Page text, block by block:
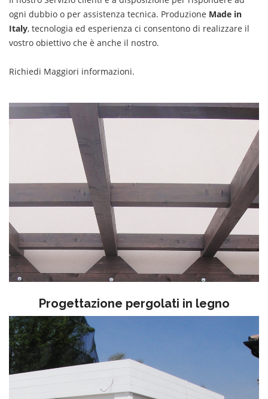
ogni dubbio o per assistenza tecnica. Produzione Made in
Italy, tecnologia ed esperienza ci consentono di realizzare il
vostro obiettivo che è anche il nostro.
Richiedi Maggiori informazioni.
Progettazione pergolati in legno